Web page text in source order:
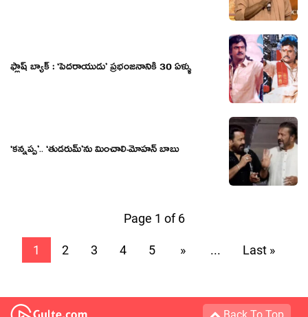
ఫ్లాష్ బ్యాక్ : ‘పెదరాయుడు’ ప్రభంజనానికి 30 ఏళ్ళు
‘కన్నప్ప’.. ‘తుడరుమ్’ను మించాలి-మోహన్ బాబు
Page 1 of 6
1 2 3 4 5 » ... Last »
Back To Top